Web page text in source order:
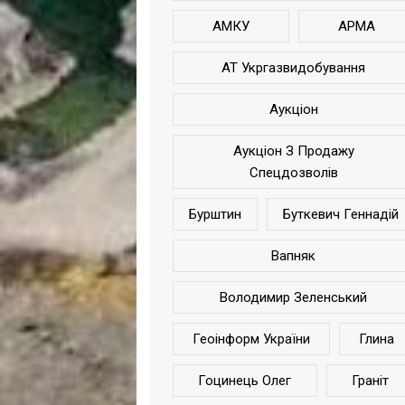
АМКУ АРМА
АТ Укргазвидобування
Аукціон
Аукціон З Продажу
Спецдозволів
Бурштин Буткевич Геннадій
Вапняк
Володимир Зеленський
Геоінформ України Глина
Гоцинець Олег Граніт